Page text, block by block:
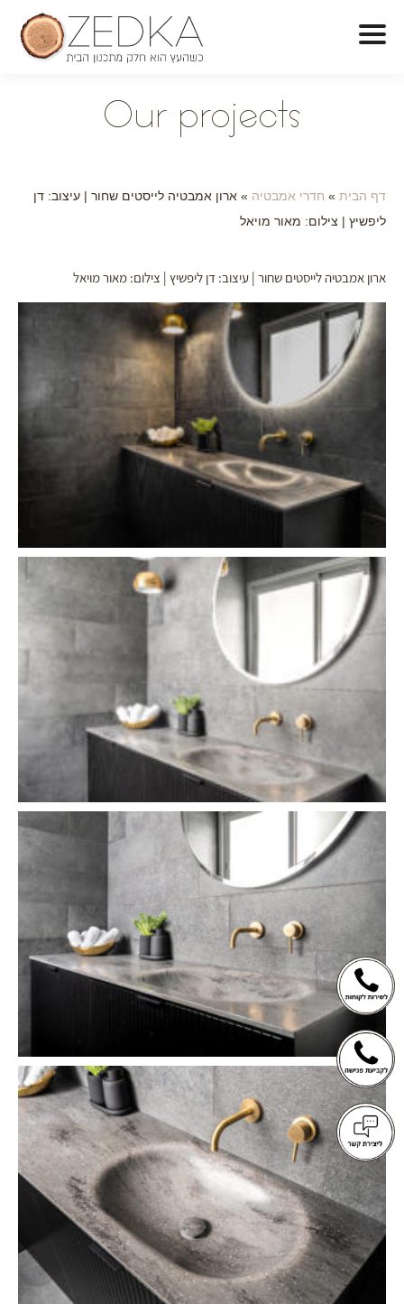
Our projects
דף הבית » חדרי אמבטיה » ארון אמבטיה לייסטים שחור | עיצוב: דן
ליפשיץ | צילום: מאור מויאל
ארון אמבטיה לייסטים שחור | עיצוב: דן ליפשיץ | צילום: מאור מויאל